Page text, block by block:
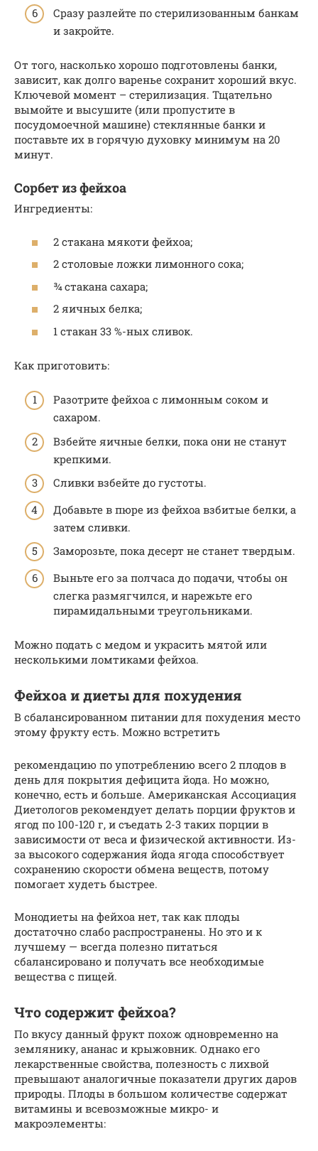
Сразу разлейте по стерилизованным банкам
и закройте.
От того, насколько хорошо подготовлены банки,
зависит, как долго варенье сохранит хороший вкус.
Ключевой момент – стерилизация. Тщательно
вымойте и высушите (или пропустите в
посудомоечной машине) стеклянные банки и
поставьте их в горячую духовку минимум на 20
минут.
Сорбет из фейхоа
Ингредиенты:
2 стакана мякоти фейхоа;
2 столовые ложки лимонного сока;
¾ стакана сахара;
2 яичных белка;
1 стакан 33 %-ных сливок.
Как приготовить:
Разотрите фейхоа с лимонным соком и
сахаром.
Взбейте яичные белки, пока они не станут
крепкими.
Сливки взбейте до густоты.
Добавьте в пюре из фейхоа взбитые белки, а
затем сливки.
Заморозьте, пока десерт не станет твердым.
Выньте его за полчаса до подачи, чтобы он
слегка размягчился, и нарежьте его
пирамидальными треугольниками.
Можно подать с медом и украсить мятой или
несколькими ломтиками фейхоа.
Фейхоа и диеты для похудения
В сбалансированном питании для похудения место
этому фрукту есть. Можно встретить
рекомендацию по употреблению всего 2 плодов в
день для покрытия дефицита йода. Но можно,
конечно, есть и больше. Американская Ассоциация
Диетологов рекомендует делать порции фруктов и
ягод по 100-120 г, и съедать 2-3 таких порции в
зависимости от веса и физической активности. Из-
за высокого содержания йода ягода способствует
сохранению скорости обмена веществ, потому
помогает худеть быстрее.
Монодиеты на фейхоа нет, так как плоды
достаточно слабо распространены. Но это и к
лучшему — всегда полезно питаться
сбалансировано и получать все необходимые
вещества с пищей.
Что содержит фейхоа?
По вкусу данный фрукт похож одновременно на
землянику, ананас и крыжовник. Однако его
лекарственные свойства, полезность с лихвой
превышают аналогичные показатели других даров
природы. Плоды в большом количестве содержат
витамины и всевозможные микро- и
макроэлементы: